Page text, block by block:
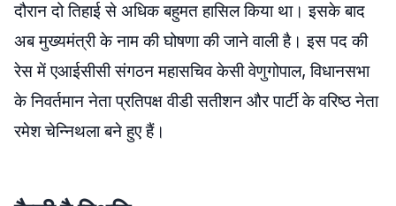
दौरान दो तिहाई से अधिक बहुमत हासिल किया था। इसके बाद
अब मुख्यमंत्री के नाम की घोषणा की जाने वाली है। इस पद की
रेस में एआईसीसी संगठन महासचिव केसी वेणुगोपाल, विधानसभा
के निवर्तमान नेता प्रतिपक्ष वीडी सतीशन और पार्टी के वरिष्ठ नेता
रमेश चेन्निथला बने हुए हैं।